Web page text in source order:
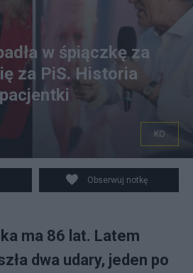
Tusk. Fot. PAP/Krzysztof
w śpiączkę za
za PiS. Historia
KO
Obserwuj notkę
ma 86 lat. Latem
dwa udary, jeden po